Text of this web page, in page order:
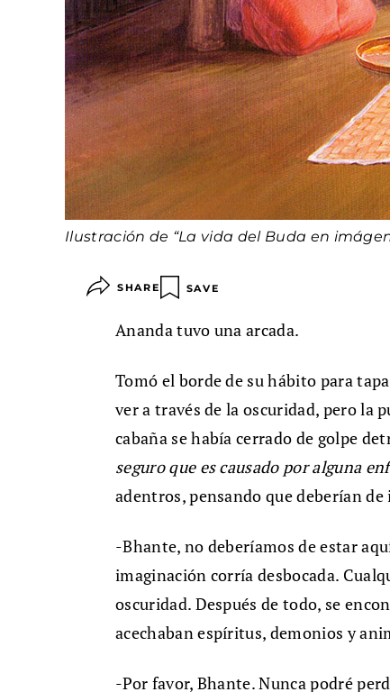
Ilustración de “La vida del Buda en
SHARE SAVE
Ananda tuvo una arcada.
Tomó el borde de su hábito para
ver a través de la oscuridad, pero la
cabaña se había cerrado de golpe
seguro que es causado por alguna
adentros, pensando que deberían
-Bhante, no deberíamos de estar
imaginación corría desbocada.
oscuridad. Después de todo, se
acechaban espíritus, demonios y
-Por favor, Bhante. Nunca podré